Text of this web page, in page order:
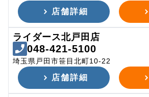
店舗詳細
ライダース北戸田店
048-421-5100
埼玉県戸田市笹目北町10-22
店舗詳細